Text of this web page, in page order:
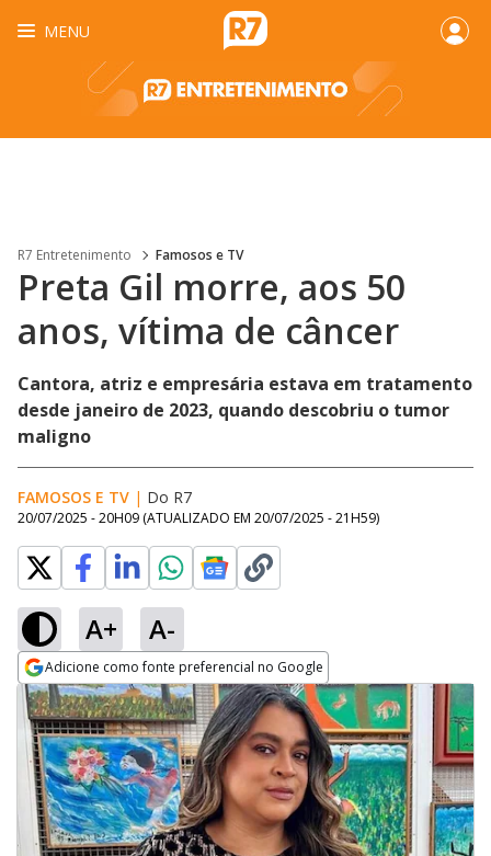
MENU
R7 Entretenimento Famosos e TV
Preta Gil morre, aos 50
anos, vítima de câncer
Cantora, atriz e empresária estava em tratamento
desde janeiro de 2023, quando descobriu o tumor
maligno
FAMOSOS E TV | Do R7
20/07/2025 - 20H09 (ATUALIZADO EM 20/07/2025 - 21H59)
A+ A-
Adicione como fonte preferencial no Google
Opens in new window